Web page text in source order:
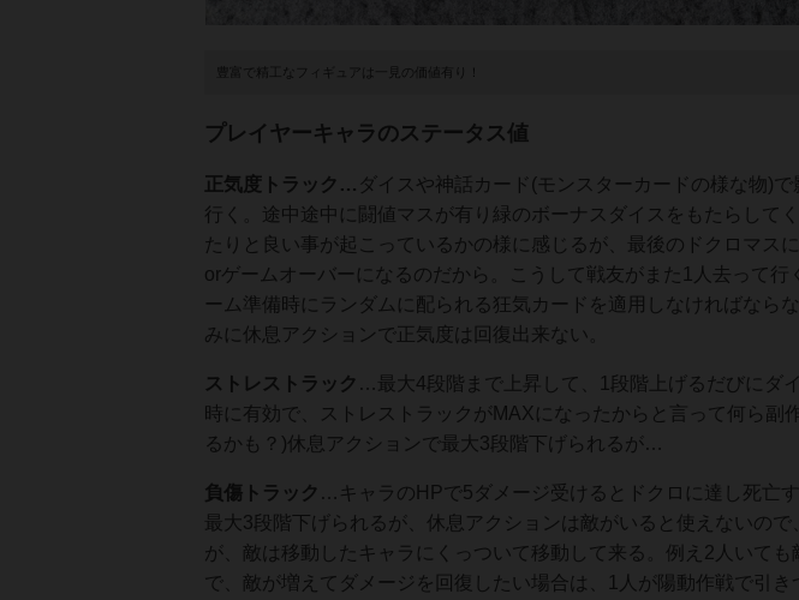
豊富で精工なフィギュアは一見の価値有り！
プレイヤーキャラのステータス値
正気度トラック… ダイスや神話カード(モンスターカードの様な物)
行く。途中途中に闘値マスが有り緑のボーナスダイスをもたらして
たりと良い事が起こっているかの様に感じるが、最後のドクロマス
orゲームオーバーになるのだから。こうして戦友がまた1人去って
ーム準備時にランダムに配られる狂気カードを適用しなければなら
みに休息アクションで正気度は回復出来ない。
ストレストラック …最大4段階まで上昇して、1段階上げるだびにダ
時に有効で、ストレストラックがMAXになったからと言って何ら副
るかも？)休息アクションで最大3段階下げられるが…
負傷トラック …キャラのHPで5ダメージ受けるとドクロに達し死亡
最大3段階下げられるが、休息アクションは敵がいると使えないの
が、敵は移動したキャラにくっついて移動して来る。例え2人いて
で、敵が増えてダメージを回復したい場合は、1人が陽動作戦で引き